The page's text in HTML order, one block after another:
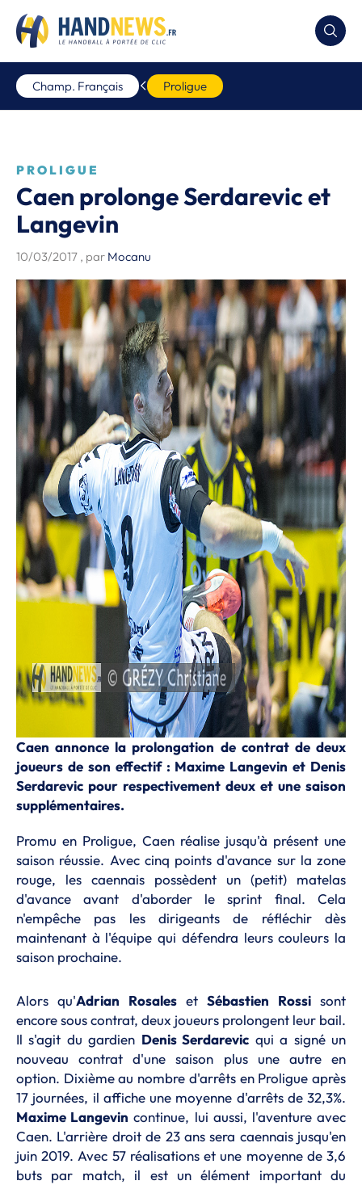
Champ. Français Proligue
PROLIGUE
Caen prolonge Serdarevic et
Langevin
10/03/2017 , par Mocanu
Caen annonce la prolongation de contrat de deux
joueurs de son effectif : Maxime Langevin et Denis
Serdarevic pour respectivement deux et une saison
supplémentaires.
Promu en Proligue, Caen réalise jusqu'à présent une
saison réussie. Avec cinq points d'avance sur la zone
rouge, les caennais possèdent un (petit) matelas
d'avance avant d'aborder le sprint final. Cela
n'empêche pas les dirigeants de réfléchir dès
maintenant à l'équipe qui défendra leurs couleurs la
saison prochaine.
Alors qu'Adrian RosalesetSébastien Rossisont
encore sous contrat, deux joueurs prolongent leur bail.
Il s'agit du gardien Denis Serdarevic qui a signé un
nouveau contrat d'une saison plus une autre en
option. Dixième au nombre d'arrêts en Proligue après
17 journées, il affiche une moyenne d'arrêts de 32,3%.
Maxime Langevin continue, lui aussi, l'aventure avec
Caen. L'arrière droit de 23 ans sera caennais jusqu'en
juin 2019. Avec 57 réalisations et une moyenne de 3,6
buts par match, il est un élément important du